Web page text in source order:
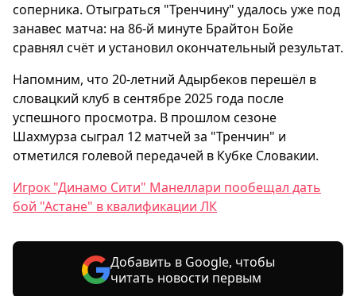
соперника. Отыграться "Тренчину" удалось уже под
занавес матча: на 86-й минуте Брайтон Бойе
сравнял счёт и установил окончательный результат.
Напомним, что 20-летний Адырбеков перешёл в
словацкий клуб в сентябре 2025 года после
успешного просмотра. В прошлом сезоне
Шахмурза сыграл 12 матчей за "Тренчин" и
отметился голевой передачей в Кубке Словакии.
Игрок "Динамо Сити" Манеллари пообещал дать
бой "Астане" в квалификации ЛК
Добавить в Google, чтобы
читать новости первым